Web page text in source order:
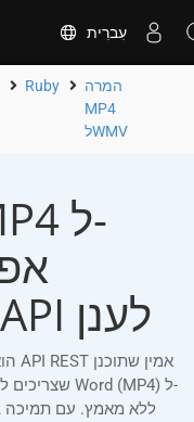
עִברִית
Ruby
המרה
MP4
לWMV
חינמית ו-Ruby API לענן